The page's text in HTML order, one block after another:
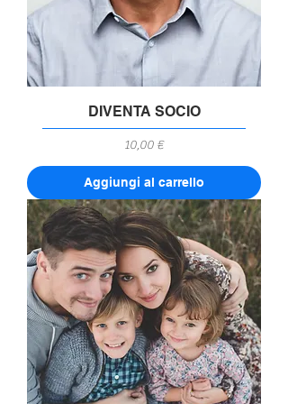
DIVENTA SOCIO
Prezzo
10,00 €
Aggiungi al carrello